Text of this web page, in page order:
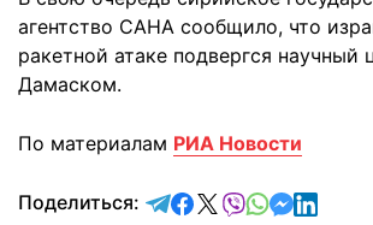
агентство САНА сообщило, что
ракетной атаке подвергся научный
Дамаском.
По материалам РИА Новости
Поделиться: отправить в Telegram
поделиться в
поделиться в X
отправить в
отправить